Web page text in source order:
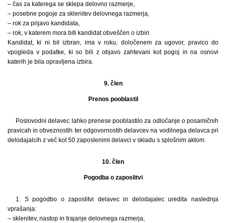
– čas za katerega se sklepa delovno razmerje,
– posebne pogoje za sklenitev delovnega razmerja,
– rok za prijavo kandidata,
– rok, v katerem mora biti kandidat obveščen o izbiri.
Kandidat, ki ni bil izbran, ima v roku, določenem za ugovor, pravico do
vpogleda v podatke, ki so bili z objavo zahtevani kot pogoj in na osnovi
katerih je bila opravljena izbira.
9. člen
Prenos pooblastil
Poslovodni delavec lahko prenese pooblastilo za odločanje o posamičnih
pravicah in obveznostih ter odgovornostih delavcev na vodilnega delavca pri
delodajalcih z več kot 50 zaposlenimi delavci v skladu s splošnim aktom.
10. člen
Pogodba o zaposlitvi
1. S pogodbo o zaposlitvi delavec in delodajalec uredita naslednja
vprašanja:
– sklenitev, nastop in trajanje delovnega razmerja,